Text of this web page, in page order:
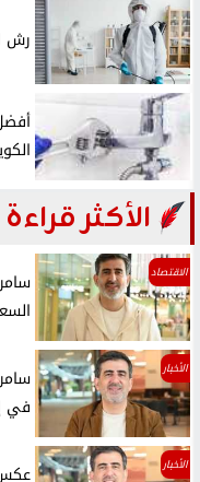
رش
الأكثر قراءة
الاقتصاد
الأخبار
في
الأخبار